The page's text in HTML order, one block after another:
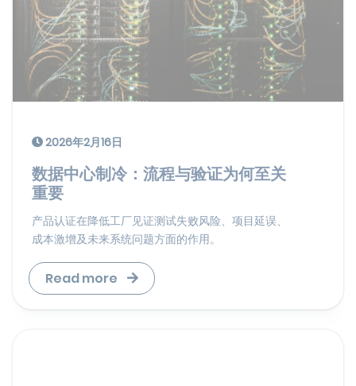
2026年2月16日
数据中心制冷：流程与验证为何至关
重要
产品认证在降低工厂见证测试失败风险、项目延误、
成本激增及未来系统问题方面的作用。
Read more